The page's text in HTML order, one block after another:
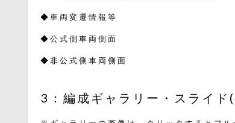
◆車両変遷情報等
◆公式側車両側面
◆非公式側車両側面
3：編成ギャラリー・スライド